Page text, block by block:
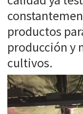
productos
producción y
cultivos.